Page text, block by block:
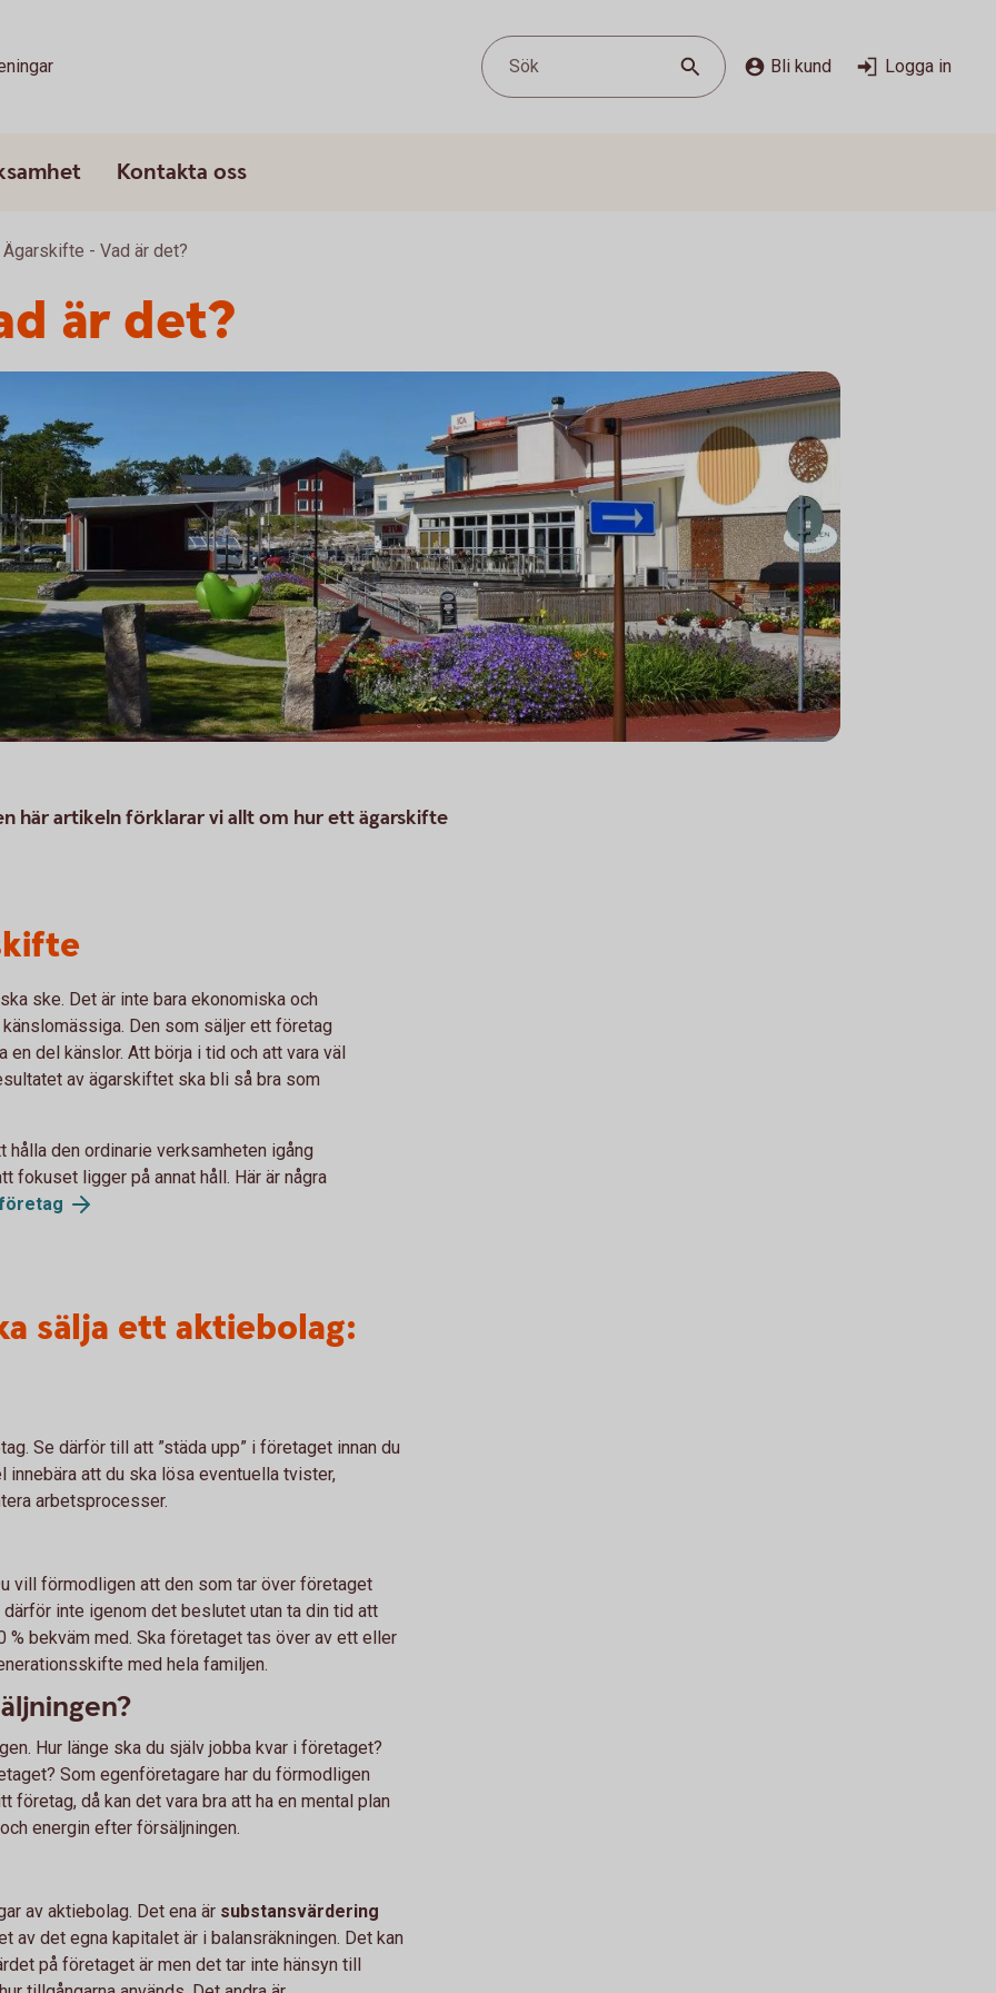
Sök Bli kund Logga in
Kontakta oss
Ägarskifte - Vad är det?
är det?
här artikeln förklarar vi allt om hur ett ägarskifte
ske. Det är inte bara ekonomiska och
Den som säljer ett företag
del känslor. Att börja i tid och att vara väl
av ägarskiftet ska bli så bra som
den ordinarie verksamheten igång
fokuset ligger på annat håll. Här är några
sälja ett aktiebolag:
Se därför till att ”städa upp” i företaget innan du
innebära att du ska lösa eventuella tvister,
arbetsprocesser.
vill förmodligen att den som tar över företaget
inte igenom det beslutet utan ta din tid att
% bekväm med. Ska företaget tas över av ett eller
med hela familjen.
Hur länge ska du själv jobba kvar i företaget?
Som egenföretagare har du förmodligen
då kan det vara bra att ha en mental plan
energin efter försäljningen.
av aktiebolag. Det ena är substansvärdering
av det egna kapitalet är i balansräkningen. Det kan
på företaget är men det tar inte hänsyn till